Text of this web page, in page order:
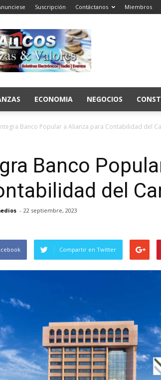
Suscripción Contáctanos Miembros
ECONOMIA NEGOCIOS
Banco Popular a Alianza para Contabilidad del
Banco
del
- 22 septiembre, 2023
Compartir en Twitter